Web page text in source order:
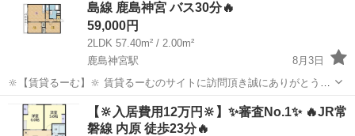
島線 鹿島神宮 バス30分🔥
59,000円
2LDK 57.40m² / 2.00m²
鹿島神宮駅
8月3日
🔆【賃貸るーむ】🔆 賃貸るーむのサイトに訪問頂き誠にありがとうご
ざいます🙇 当社では、どこよりも安く入居できる不動産屋を目指し 活
動しております。 ✨コンセプト✨ 1，お客様ご自身で...
茨城 神栖市 鹿島神宮駅 一戸建て 物件
【🔆入居費用12万円🔆】✨審査No.1✨ 🔥JR常
磐線 内原 徒歩23分🔥